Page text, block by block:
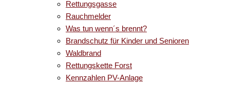
Rettungsgasse
Rauchmelder
Was tun wenn´s brennt?
Brandschutz für Kinder und Senioren
Waldbrand
Rettungskette Forst
Kennzahlen PV-Anlage